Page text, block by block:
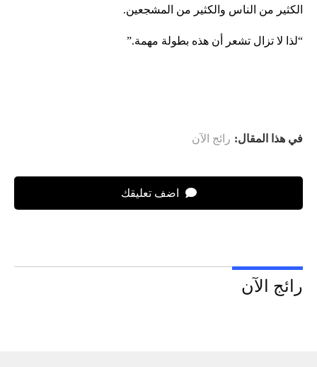
الكثير من الناس والكثير من المشجعين.
“لذا لا تزال تشعر أن هذه بطولة مهمة.”
في هذا المقال: رائج الآن
اضف تعليقك
رائج الآن